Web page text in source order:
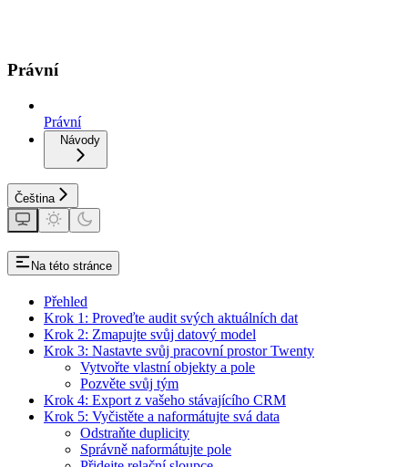
Právní
Právní
Návody
Čeština
Na této stránce
Přehled
Krok 1: Proveďte audit svých aktuálních dat
Krok 2: Zmapujte svůj datový model
Krok 3: Nastavte svůj pracovní prostor Twenty
Vytvořte vlastní objekty a pole
Pozvěte svůj tým
Krok 4: Export z vašeho stávajícího CRM
Krok 5: Vyčistěte a naformátujte svá data
Odstraňte duplicity
Správně naformátujte pole